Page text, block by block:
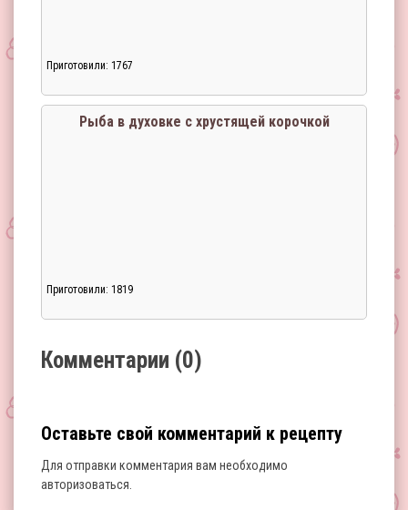
Приготовили: 1767
Рыба в духовке с хрустящей корочкой
Приготовили: 1819
Комментарии (0)
Оставьте свой комментарий к рецепту
Для отправки комментария вам необходимо
авторизоваться